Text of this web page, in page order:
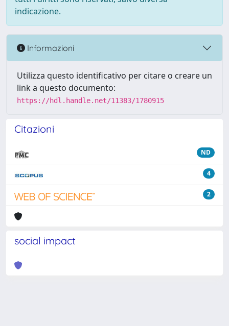
indicazione.
Informazioni
Utilizza questo identificativo per citare o creare un
link a questo documento:
https://hdl.handle.net/11383/1780915
Citazioni
ND
4
2
social impact